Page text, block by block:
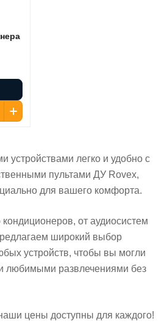
устройствами легко и удобно с
пультами ДУ Rovex,
для вашего комфорта.
от аудиосистем
широкий выбор
устройств, чтобы вы могли
любимыми развлечениями без
цены доступны для каждого!